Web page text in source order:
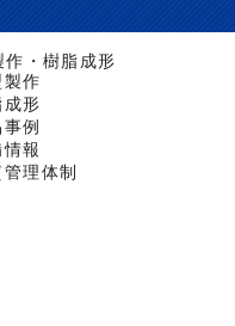
作・樹脂成形
作
形
例
報
理体制